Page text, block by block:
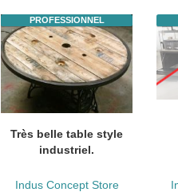
PROFESSIONNEL
Très belle table style
industriel.
Indus Concept Store